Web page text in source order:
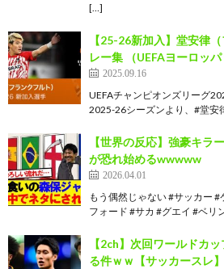
[…]
【25-26新加入】堂安律
レー集 （UEFAヨーロッ
2025.09.16
UEFAチャンピオンズリーグ
2025-26シーズンより、#堂
【世界の反応】強豪キラ
が恐れ始めるwwwww
2026.04.01
もう偶然じゃない #サッカー
フォード #サカ #グエイ #ベ
【2ch】次回ワールドカ
る件ｗｗ【サッカースレ】